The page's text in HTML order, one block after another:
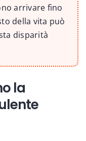
arrivare fino
della vita può
disparità
la